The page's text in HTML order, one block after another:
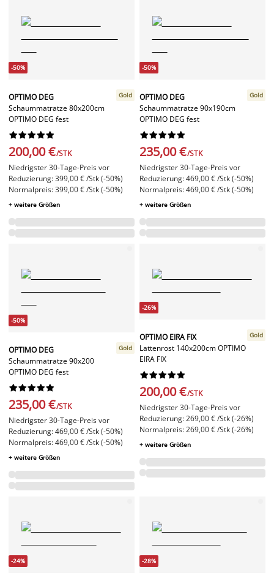
-50%
OPTIMO DEG
Schaummatratze 80x200cm
OPTIMO DEG fest
Gold






200,00 €/STK
Niedrigster 30-Tage-Preis vor
Reduzierung: 399,00 € /Stk (-50%)
Normalpreis: 399,00 € /Stk (-50%)
+ weitere Größen
-50%
OPTIMO DEG
Schaummatratze 90x190cm
OPTIMO DEG fest
Gold






235,00 €/STK
Niedrigster 30-Tage-Preis vor
Reduzierung: 469,00 € /Stk (-50%)
Normalpreis: 469,00 € /Stk (-50%)
+ weitere Größen
-50%
OPTIMO DEG
Schaummatratze 90x200
OPTIMO DEG fest
Gold






235,00 €/STK
Niedrigster 30-Tage-Preis vor
Reduzierung: 469,00 € /Stk (-50%)
Normalpreis: 469,00 € /Stk (-50%)
+ weitere Größen
-26%
OPTIMO EIRA FIX
Lattenrost 140x200cm OPTIMO
EIRA FIX
Gold






200,00 €/STK
Niedrigster 30-Tage-Preis vor
Reduzierung: 269,00 € /Stk (-26%)
Normalpreis: 269,00 € /Stk (-26%)
+ weitere Größen
-24% -28%